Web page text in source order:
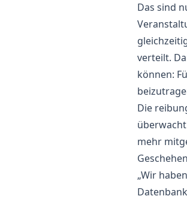
Das sind
verteilt.
können:
Die
mehr
„Wir